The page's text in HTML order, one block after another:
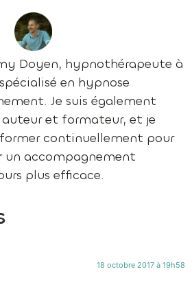
Doyen, hypnothérapeute à
en hypnose
Je suis également
auteur et formateur, et je
continuellement pour
un accompagnement
plus efficace.
18 octobre 2017 à 19h58